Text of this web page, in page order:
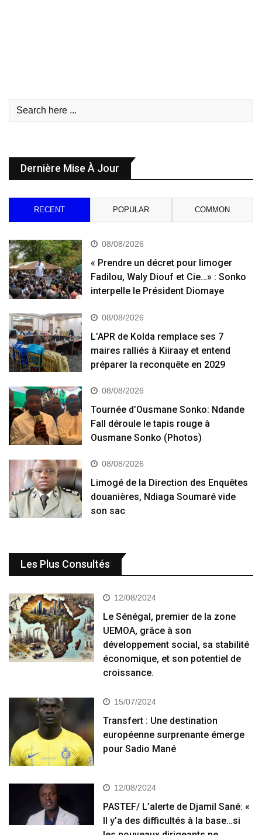
Dernière Mise À Jour
RECENT POPULAR COMMON
08/08/2026
« Prendre un décret pour limoger
Fadilou, Waly Diouf et Cie…» : Sonko
interpelle le Président Diomaye
08/08/2026
L’APR de Kolda remplace ses 7
maires ralliés à Kiiraay et entend
préparer la reconquête en 2029
08/08/2026
Tournée d’Ousmane Sonko: Ndande
Fall déroule le tapis rouge à
Ousmane Sonko (Photos)
08/08/2026
Limogé de la Direction des Enquêtes
douanières, Ndiaga Soumaré vide
son sac
Les Plus Consultés
12/08/2024
Le Sénégal, premier de la zone
UEMOA, grâce à son
développement social, sa stabilité
économique, et son potentiel de
croissance.
15/07/2024
Transfert : Une destination
européenne surprenante émerge
pour Sadio Mané
12/08/2024
PASTEF/ L’alerte de Djamil Sané: «
Il y’a des difficultés à la base…si